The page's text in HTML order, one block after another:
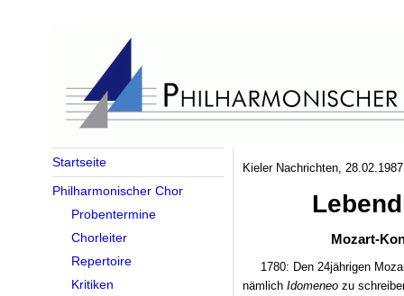
Startseite
Philharmonischer Chor
Probentermine
Chorleiter
Repertoire
Kritiken
Kieler Nachrichten, 28.02.1987
Mozart-
1780: Den 24jährigen
nämlich Idomeneozu